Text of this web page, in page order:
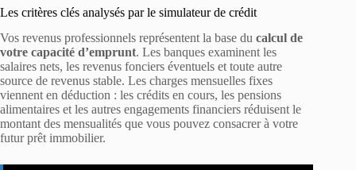
Les critères clés analysés par le simulateur de crédit
Vos revenus professionnels représentent la base du calcul de
votre capacité d’emprunt. Les banques examinent les
salaires nets, les revenus fonciers éventuels et toute autre
source de revenus stable. Les charges mensuelles fixes
viennent en déduction : les crédits en cours, les pensions
alimentaires et les autres engagements financiers réduisent le
montant des mensualités que vous pouvez consacrer à votre
futur prêt immobilier.